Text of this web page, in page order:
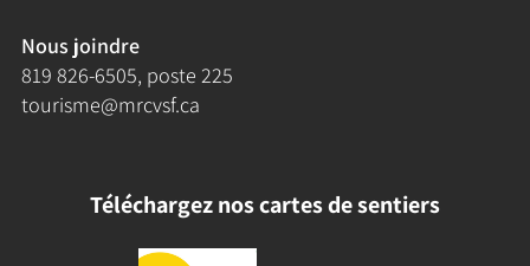
Nous joindre
819 826-6505, poste 225
tourisme@mrcvsf.ca
Téléchargez nos cartes de sentiers